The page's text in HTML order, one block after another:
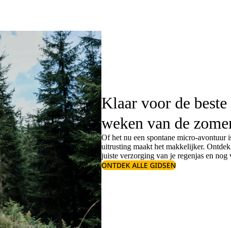
Klaar voor de beste
weken van de
Of het nu een spontane micro-avontuur
uitrusting maakt het makkelijker.
juiste verzorging van je regenjasen nog
ONTDEK ALLE GIDSEN